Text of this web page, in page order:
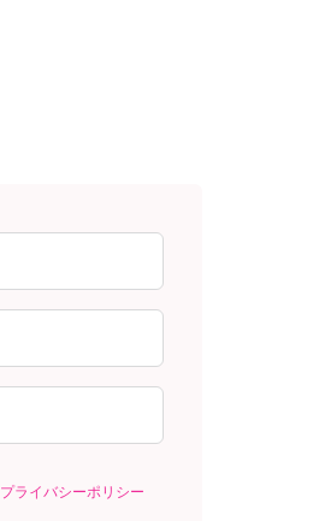
プライバシーポリシー